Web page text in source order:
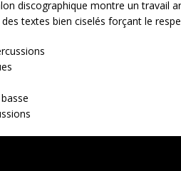
discographique montre un
textes bien ciselés forçant le